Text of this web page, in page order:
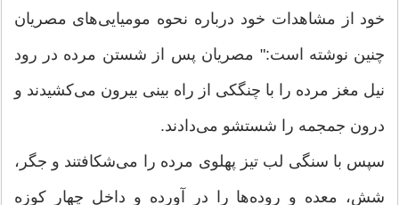
خود از مشاهدات خود درباره نحوه مومیایی‌های مصریان
چنین نوشته است:‌" مصریان پس از شستن مرده در رود
نیل مغز مرده را با چنگكی از راه بینی بیرون می‌كشیدند و
درون جمجمه را شستشو می‌دادند.
سپس با سنگی لب تیز پهلوی مرده را می‌شكافتند و جگر،
شش، معده و روده‌ها را در آورده و داخل چهار كوزه